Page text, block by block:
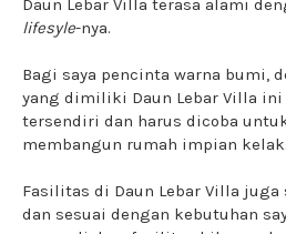
Daun Lebar Villa terasa alami
lifesyle-nya.
Bagi saya pencinta warna bumi,
yang dimiliki Daun Lebar Villa
tersendiri dan harus dicoba
membangun rumah impian kelak.
Fasilitas di Daun Lebar Villa
dan sesuai dengan kebutuhan